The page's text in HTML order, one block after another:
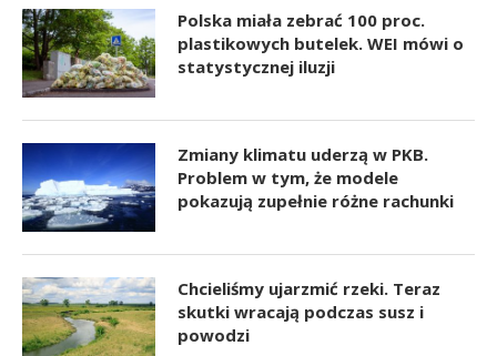
Polska miała zebrać 100 proc.
plastikowych butelek. WEI mówi o
statystycznej iluzji
Zmiany klimatu uderzą w PKB.
Problem w tym, że modele
pokazują zupełnie różne rachunki
Chcieliśmy ujarzmić rzeki. Teraz
skutki wracają podczas susz i
powodzi